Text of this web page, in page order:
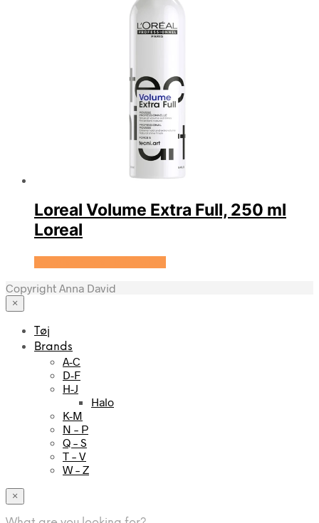
Loreal Volume Extra Full, 250 ml
Loreal
Copyright Anna David
×
Tøj
Brands
A-C
D-F
H-J
Halo
K-M
N – P
Q – S
T – V
W – Z
×